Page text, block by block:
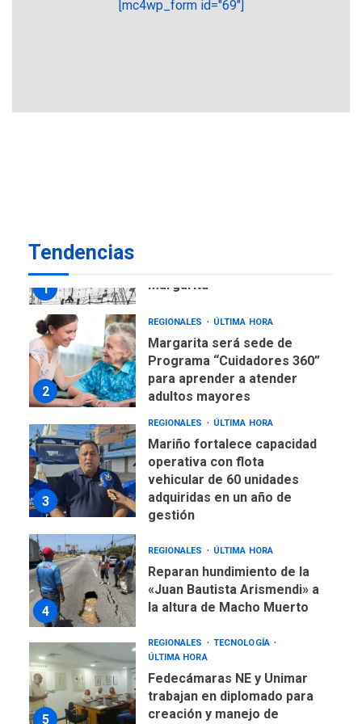
[mc4wp_form id="69"]
Tendencias
REGIONALES ÚLTIMA HORA
1
Margarita
2
REGIONALES ÚLTIMA HORA
Margarita será sede de
Programa “Cuidadores 360”
para aprender a atender
adultos mayores
3
REGIONALES ÚLTIMA HORA
Mariño fortalece capacidad
operativa con flota
vehicular de 60 unidades
adquiridas en un año de
gestión
4
REGIONALES ÚLTIMA HORA
Reparan hundimiento de la
«Juan Bautista Arismendi» a
la altura de Macho Muerto
5
REGIONALES
TECNOLOGÍA
ÚLTIMA HORA
Fedecámaras NE y Unimar
trabajan en diplomado para
creación y manejo de